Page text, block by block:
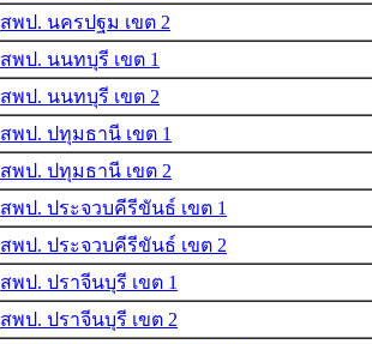
สพป. นครปฐม เขต 2
สพป. นนทบุรี เขต 1
สพป. นนทบุรี เขต 2
สพป. ปทุมธานี เขต 1
สพป. ปทุมธานี เขต 2
สพป. ประจวบคีรีขันธ์ เขต 1
สพป. ประจวบคีรีขันธ์ เขต 2
สพป. ปราจีนบุรี เขต 1
สพป. ปราจีนบุรี เขต 2